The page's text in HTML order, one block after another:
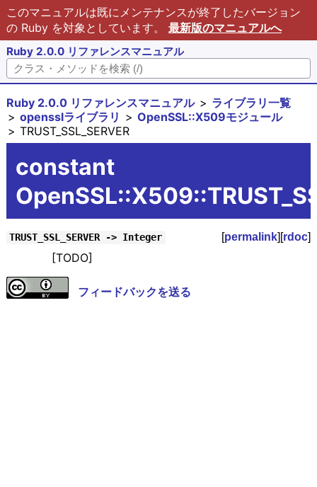
このマニュアルは既にメンテナンスが終了したバージョン
の Ruby を対象としています。 最新版のマニュアルへ
Ruby 2.0.0 リファレンスマニュアル
Ruby 2.0.0 リファレンスマニュアル
ライブラリ一覧
opensslライブラリ
OpenSSL::X509モジュール
TRUST_SSL_SERVER
constant
TRUST_SSL_SERVER -> Integer [permalink][rdoc]
[TODO]
フィードバックを送る